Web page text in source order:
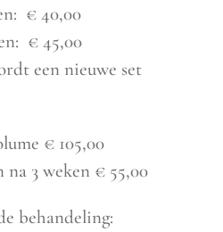
€ 40,00
€ 45,00
een nieuwe set
€ 105,00
3 weken € 55,00
behandeling: